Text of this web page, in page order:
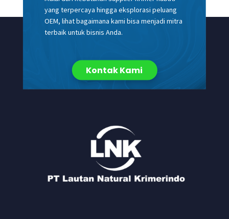
yang terpercaya hingga eksplorasi peluang
OEM, lihat bagaimana kami bisa menjadi mitra
terbaik untuk bisnis Anda.
Kontak Kami